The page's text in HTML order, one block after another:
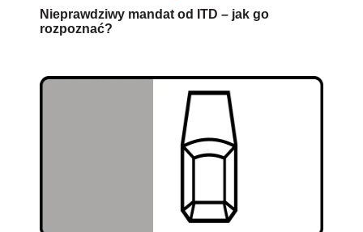
Nieprawdziwy mandat od ITD – jak go
rozpoznać?